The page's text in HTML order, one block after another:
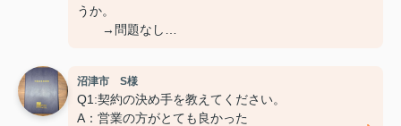
うか。
→問題なし
おきかせください。
→特になし
沼津市 S様
Q1:契約の決め手を教えてください。
A：営業の方がとても良かった